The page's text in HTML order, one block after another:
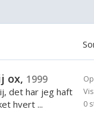
ox, 1999
det har jeg haft
hvert ...
0